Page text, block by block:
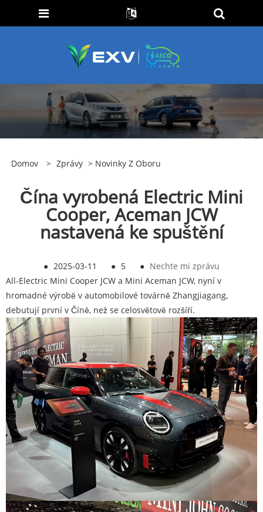
Domov > Zprávy > Novinky Z Oboru
Čína vyrobená Electric Mini
Cooper, Aceman JCW
nastavená ke spuštění
● 2025-03-11 ● 5 ● Nechte mi zprávu
All-Electric Mini Cooper JCW a Mini Aceman JCW, nyní v
hromadné výrobě v automobilové továrně Zhangjiagang,
debutují první v Číně, než se celosvětově rozšíří.